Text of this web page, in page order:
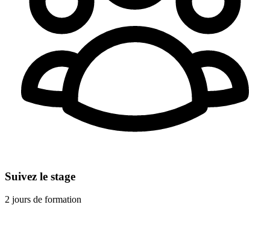
Suivez le stage
2 jours de formation